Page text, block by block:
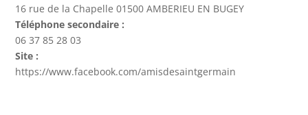
16 rue de la Chapelle 01500 AMBERIEU EN BUGEY
Téléphone secondaire :
06 37 85 28 03
Site :
https://www.facebook.com/amisdesaintgermain